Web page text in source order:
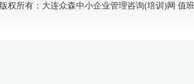
版权所有：大连众森中小企业管理咨询(培训)网 值